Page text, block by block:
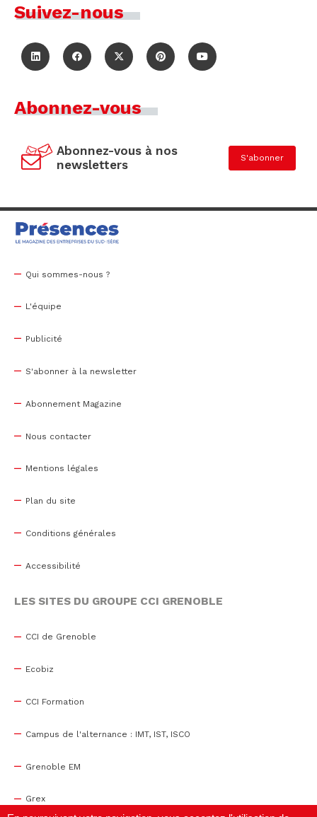
Suivez-nous
Abonnez-vous
Abonnez-vous à nos
newsletters
S'abonner
Qui sommes-nous ?
L'équipe
Publicité
S'abonner à la newsletter
Abonnement Magazine
Nous contacter
Mentions légales
Plan du site
Conditions générales
Accessibilité
LES SITES DU GROUPE CCI GRENOBLE
CCI de Grenoble
Ecobiz
CCI Formation
Campus de l'alternance : IMT, IST, ISCO
Grenoble EM
Grex